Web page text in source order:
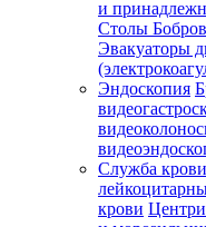
и
Столы
Эвакуаторы
Эндоскопия
Служба крови
крови